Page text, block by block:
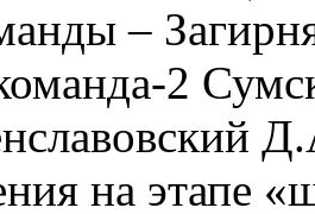
–
2
на этапе